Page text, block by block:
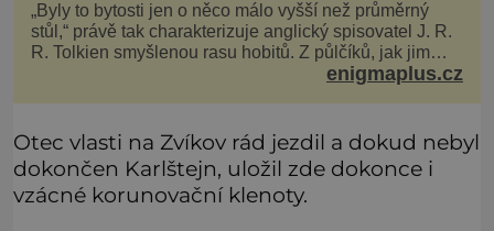
„Byly to bytosti jen o něco málo vyšší než průměrný
stůl,“ právě tak charakterizuje anglický spisovatel J. R.
R. Tolkien smyšlenou rasu hobitů. Z půlčíků, jak jim
říká, následně udělá hlavní hrdiny svých slavných
enigmaplus.cz
Otec vlasti na Zvíkov rád jezdil a dokud nebyl
dokončen Karlštejn, uložil zde dokonce i
vzácné korunovační klenoty.